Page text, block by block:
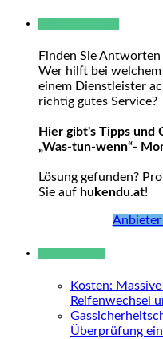
Finden Sie
Wer hilft bei welchem
einem Dienstleister
richtig gutes Service?
Hier gibt's Tipps und
„Was-tun-wenn“-
Lösung gefunden?
Sie auf hukendu.at!
Anbieter
Kosten:
Reifenwechsel
Überprüfung